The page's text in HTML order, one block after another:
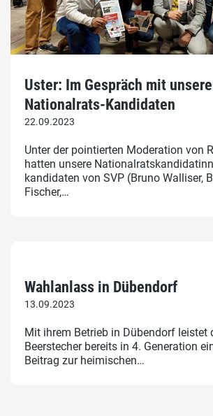
Uster: Im Gespräch mit
Nationalrats-Kandidaten
22.09.2023
Unter der pointierten Moderation von
hatten unsere
kandidaten von SVP (Bruno Walliser,
Fischer,…
Wahlanlass in Dübendorf
13.09.2023
Mit ihrem Betrieb in Dübendorf leistet
Beerstecher bereits in 4. Generation
Beitrag zur heimischen…